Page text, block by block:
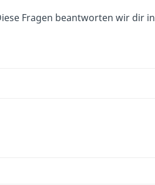
Fragen beantworten wir dir